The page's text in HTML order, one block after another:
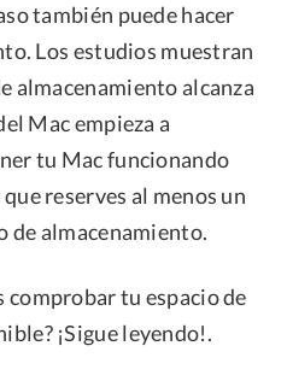
también puede hacer
Los estudios muestran
almacenamiento alcanza
Mac empieza a
tu Mac funcionando
reserves al menos un
de almacenamiento.
comprobar tu espacio de
¡Sigue leyendo!.